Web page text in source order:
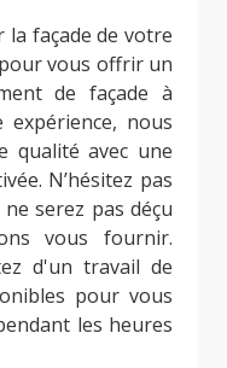
façade de votre
vous offrir un
de façade à
nous
qualité avec une
N’hésitez pas
serez pas déçu
vous fournir.
d'un travail de
pour vous
les heures